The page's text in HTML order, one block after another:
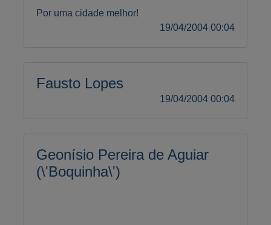
Por uma cidade melhor!
19/04/2004 00:04
Fausto Lopes
19/04/2004 00:04
Geonísio Pereira de Aguiar
(\'Boquinha\')